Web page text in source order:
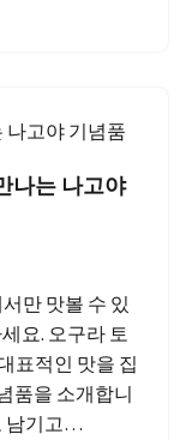
나는 나고야
만 맛볼 수 있
요. 오구라 토
표적인 맛을 집
품을 소개합니
남기고…